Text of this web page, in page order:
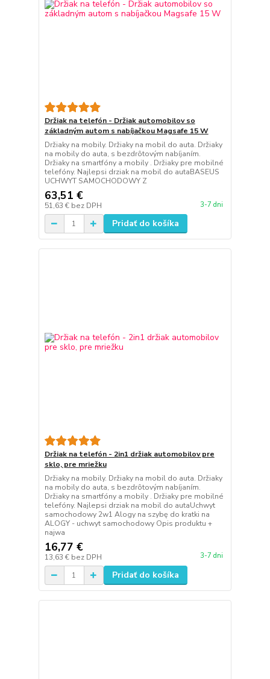
Držiak na telefón - Držiak automobilov so
základným autom s nabíjačkou Magsafe 15 W
Držiaky na mobily. Držiaky na mobil do auta. Držiaky
na mobily do auta, s bezdrôtovým nabíjaním.
Držiaky na smartfóny a mobily . Držiaky pre mobilné
telefóny. Najlepsi drziak na mobil do autaBASEUS
UCHWYT SAMOCHODOWY Z
63,51 €
51,63 € bez DPH 3-7 dni
Pridať do košíka
Držiak na telefón - 2in1 držiak automobilov pre
sklo, pre mriežku
Držiaky na mobily. Držiaky na mobil do auta. Držiaky
na mobily do auta, s bezdrôtovým nabíjaním.
Držiaky na smartfóny a mobily . Držiaky pre mobilné
telefóny. Najlepsi drziak na mobil do autaUchwyt
samochodowy 2w1 Alogy na szybę do kratki na
ALOGY - uchwyt samochodowy Opis produktu +
najwa
16,77 €
13,63 € bez DPH 3-7 dni
Pridať do košíka